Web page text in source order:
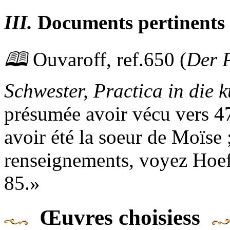
III. Documents pertinents
🕮Ouvaroff, ref.650 (Der
Schwester, Practica in die
présumée avoir vécu vers
avoir été la soeur de
renseignements, voyez
85.
Œuvres choisiess